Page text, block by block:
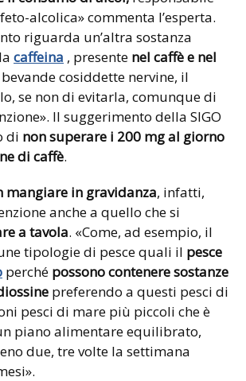
alcolica» commenta l’esperta.
riguarda un’altra sostanza
caffeina , presente nel caffè e nel
cosiddette nervine, il
se non di evitarla, comunque di
Il suggerimento della SIGO
di non superare i 200 mg al giorno
di caffè.
mangiare in gravidanza, infatti,
anche a quello che si
a tavola. «Come, ad esempio, il
tipologie di pesce quali il pesce
perché possono contenere sostanze
preferendo a questi pesci di
pesci di mare più piccoli che è
piano alimentare equilibrato,
due, tre volte la settimana